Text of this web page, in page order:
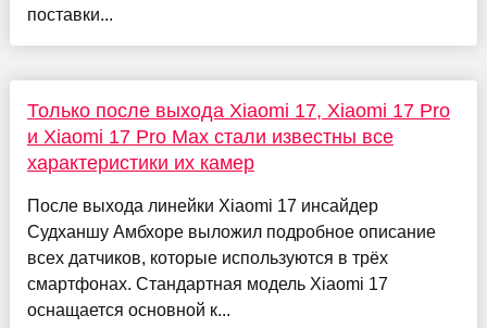
поставки...
Только после выхода Xiaomi 17, Xiaomi 17 Pro
и Xiaomi 17 Pro Max стали известны все
характеристики их камер
После выхода линейки Xiaomi 17 инсайдер
Судханшу Амбхоре выложил подробное описание
всех датчиков, которые используются в трёх
смартфонах. Стандартная модель Xiaomi 17
оснащается основной к...